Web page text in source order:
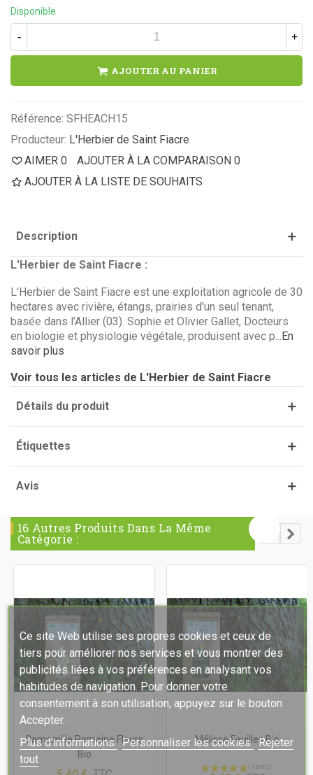
Disponible
- +
AJOUTER AU PANIER
Référence: SFHEACH15
Producteur: L'Herbier de Saint Fiacre
AIMER 0 AJOUTER À LA COMPARAISON 0
AJOUTER À LA LISTE DE SOUHAITS
Description
L'Herbier de Saint Fiacre :
L’Herbier de Saint Fiacre est une exploitation agricole de 30
hectares avec rivière, étangs, prairies d'un seul tenant,
basée dans l’Allier (03). Sophie et Olivier Gallet, Docteurs
en biologie et physiologie végétale, produisent avec p... En
savoir plus
Voir tous les articles de L'Herbier de Saint Fiacre
Détails du produit
Étiquettes
Avis
16 Autres Produits Dans La Même
Catégorie :
Camomille Romaine Fleurs
Bio
Mélisse Feuilles Bio
Ce site Web utilise ses propres cookies et ceux de
tiers pour améliorer nos services et vous montrer des
publicités liées à vos préférences en analysant vos
habitudes de navigation. Pour donner votre
consentement à son utilisation, appuyez sur le bouton
Accepter.
Plus d'informations
Personnaliser les cookies Rejeter
tout